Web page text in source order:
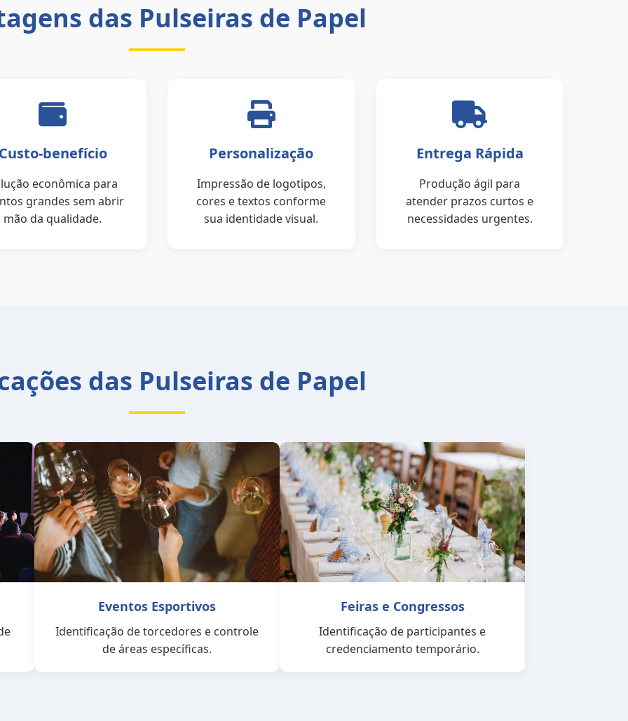
das Pulseiras de Papel
benefício
econômica para
grandes sem abrir
mão da qualidade.
Personalização
Impressão de logotipos,
cores e textos conforme
sua identidade visual.
Entrega Rápida
Produção ágil para
atender prazos curtos e
necessidades urgentes.
das Pulseiras de Papel
Eventos Esportivos
Identificação de torcedores e controle
de áreas específicas.
Feiras e Congressos
Identificação de participantes e
credenciamento temporário.